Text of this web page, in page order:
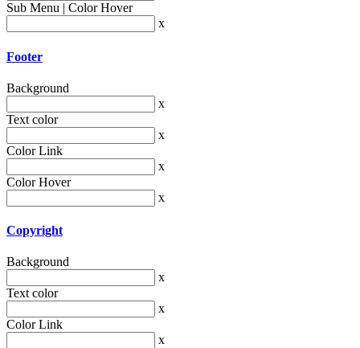
Sub Menu | Color Hover
x
Footer
Background
x
Text color
x
Color Link
x
Color Hover
x
Copyright
Background
x
Text color
x
Color Link
x